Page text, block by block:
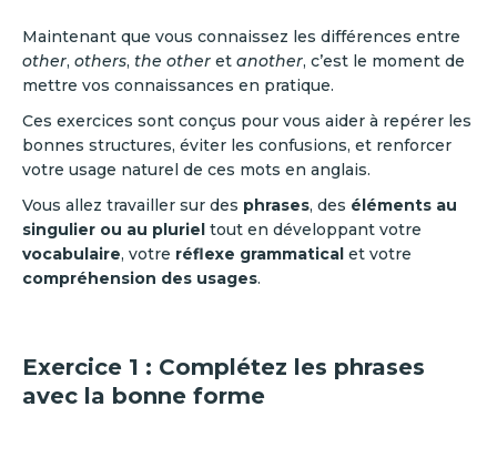
Maintenant que vous connaissez les différences entre
other, others, the other et another, c’est le moment de
mettre vos connaissances en pratique.
Ces exercices sont conçus pour vous aider à repérer les
bonnes structures, éviter les confusions, et renforcer
votre usage naturel de ces mots en anglais.
Vous allez travailler sur des phrases, des éléments au
singulier ou au pluriel tout en développant votre
vocabulaire, votre réflexe grammatical et votre
compréhension des usages.
Exercice 1 : Complétez les phrases
avec la bonne forme